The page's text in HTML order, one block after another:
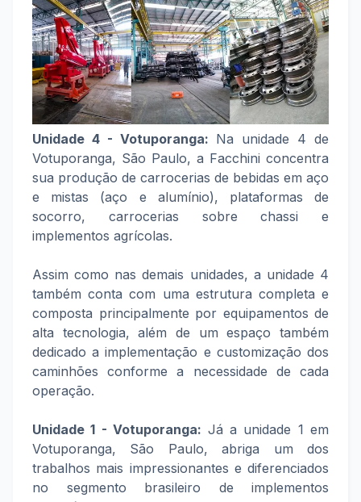
Unidade 4 - Votuporanga: Na unidade 4 de
Votuporanga, São Paulo, a Facchini concentra
sua produção de carrocerias de bebidas em aço
e mistas (aço e alumínio), plataformas de
socorro, carrocerias sobre chassi e
implementos agrícolas.
Assim como nas demais unidades, a unidade 4
também conta com uma estrutura completa e
composta principalmente por equipamentos de
alta tecnologia, além de um espaço também
dedicado a implementação e customização dos
caminhões conforme a necessidade de cada
operação.
Unidade 1 - Votuporanga: Já a unidade 1 em
Votuporanga, São Paulo, abriga um dos
trabalhos mais impressionantes e diferenciados
no segmento brasileiro de implementos